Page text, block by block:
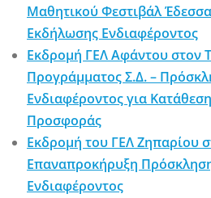
Μαθητικού Φεστιβάλ
Εκδήλωσης Ενδιαφέροντος
Εκδρομή ΓΕΛ Αφάντου στον
Προγράμματος Σ.Δ. –
Ενδιαφέροντος για
Προσφοράς
Εκδρομή του ΓΕΛ Ζηπαρίου
Επαναπροκήρυξη
Ενδιαφέροντος